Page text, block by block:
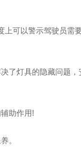
上可以警示驾驶员需
了灯具的隐藏问题，
助作用!
。